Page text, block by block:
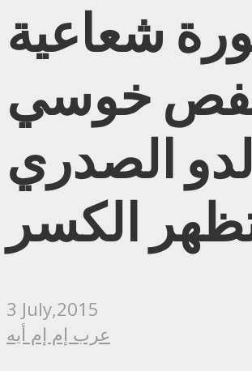
شعاعية
خوسي
الصدري
الكسر
3 July,2015
عرب إم إم أيه